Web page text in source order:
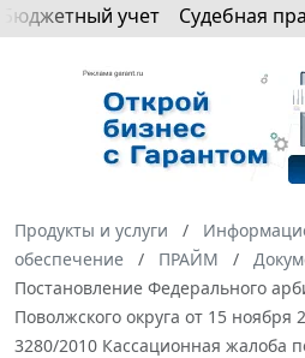
Бюджетный учет Судебная
Продукты и услуги
обеспечение
ПРАЙМ
Постановление Федерального
Поволжского округа от 15 ноября
3280/2010 Кассационная жалоба